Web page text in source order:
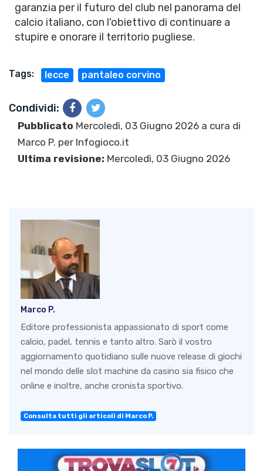
garanzia per il futuro del club nel panorama del
calcio italiano, con l'obiettivo di continuare a
stupire e onorare il territorio pugliese.
Tags: lecce pantaleo corvino
Condividi:
Pubblicato Mercoledì, 03 Giugno 2026 a cura di
Marco P. per Infogioco.it
Ultima revisione: Mercoledì, 03 Giugno 2026
Marco P.
Editore professionista appassionato di sport come
calcio, padel, tennis e tanto altro. Sarò il vostro
aggiornamento quotidiano sulle nuove release di giochi
nel mondo delle slot machine da casino sia fisico che
online e inoltre, anche cronista sportivo.
Consulta tutti gli articoli di Marco P.